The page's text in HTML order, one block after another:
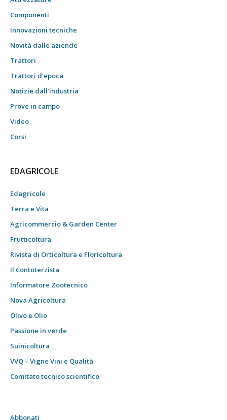
Componenti
Innovazioni tecniche
Novità dalle aziende
Trattori
Trattori d’epoca
Notizie dall’industria
Prove in campo
Video
Corsi
EDAGRICOLE
Edagricole
Terra e Vita
Agricommercio & Garden Center
Frutticoltura
Rivista di Orticoltura e Floricoltura
Il Contoterzista
Informatore Zootecnico
Nova Agricoltura
Olivo e Olio
Passione in verde
Suinicoltura
VVQ – Vigne Vini e Qualità
Comitato tecnico scientifico
Abbonati